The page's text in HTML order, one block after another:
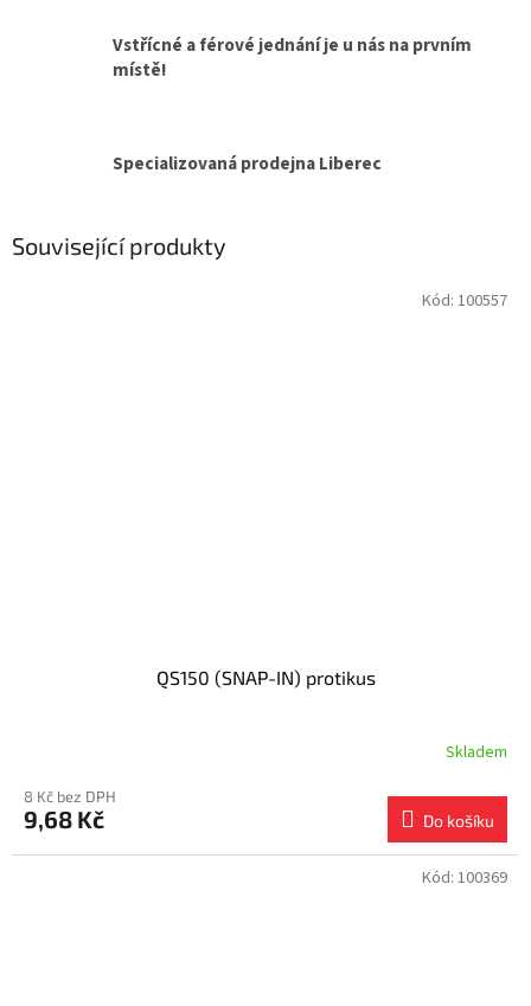
Vstřícné a férové jednání je u nás na prvním
místě!
Specializovaná prodejna Liberec
Související produkty
QS150 (SNAP-IN) protikus
Skladem
8 Kč bez DPH
9,68 Kč Do košíku
Kód: 100557
Kód: 100369